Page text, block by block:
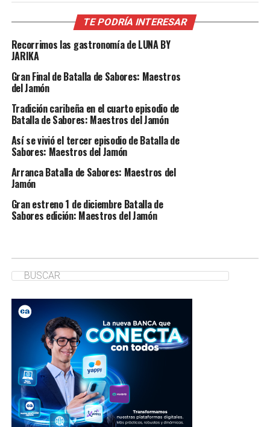
TE PODRÍA INTERESAR
Recorrimos las gastronomía de LUNA BY
JARIKA
Gran Final de Batalla de Sabores: Maestros
del Jamón
Tradición caribeña en el cuarto episodio de
Batalla de Sabores: Maestros del Jamón
Así se vivió el tercer episodio de Batalla de
Sabores: Maestros del Jamón
Arranca Batalla de Sabores: Maestros del
Jamón
Gran estreno 1 de diciembre Batalla de
Sabores edición: Maestros del Jamón